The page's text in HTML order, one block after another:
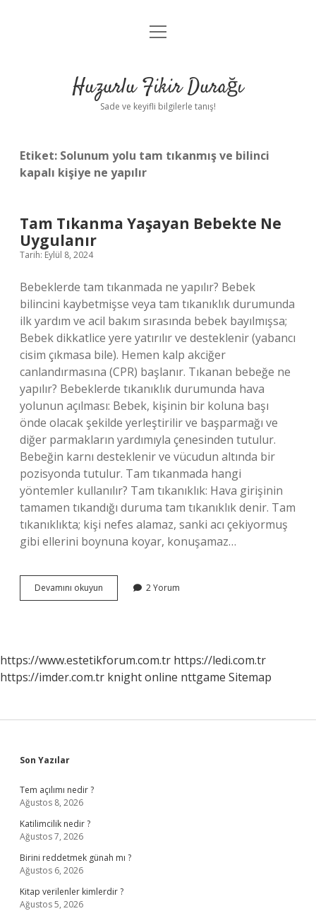
Anasayfa
Yasal Uyarı
menüyü
Huzurlu Fikir Durağı
Sade ve keyifli bilgilerle tanış!
Etiket: Solunum yolu tam tıkanmış ve bilinci
kapalı kişiye ne yapılır
Tam Tıkanma Yaşayan Bebekte Ne
Uygulanır
Tarih: Eylül 8, 2024
Bebeklerde tam tıkanmada ne yapılır? Bebek
bilincini kaybetmişse veya tam tıkanıklık durumunda
ilk yardım ve acil bakım sırasında bebek bayılmışsa;
Bebek dikkatlice yere yatırılır ve desteklenir (yabancı
cisim çıkmasa bile). Hemen kalp akciğer
canlandırmasına (CPR) başlanır. Tıkanan bebeğe ne
yapılır? Bebeklerde tıkanıklık durumunda hava
yolunun açılması: Bebek, kişinin bir koluna başı
önde olacak şekilde yerleştirilir ve başparmağı ve
diğer parmakların yardımıyla çenesinden tutulur.
Bebeğin karnı desteklenir ve vücudun altında bir
pozisyonda tutulur. Tam tıkanmada hangi
yöntemler kullanılır? Tam tıkanıklık: Hava girişinin
tamamen tıkandığı duruma tam tıkanıklık denir. Tam
tıkanıklıkta; kişi nefes alamaz, sanki acı çekiyormuş
gibi ellerini boynuna koyar, konuşamaz…
Devamını okuyun
Tıkanma
2 Yorum
https://www.estetikforum.com.tr https://ledi.com.tr
https://imder.com.tr knight online nttgame Sitemap
Sidebar
Son Yazılar
Tem açılımı nedir ?
Ağustos 8, 2026
Katilimcilik nedir ?
Ağustos 7, 2026
Birini reddetmek günah mı ?
Ağustos 6, 2026
Kitap verilenler kimlerdir ?
Ağustos 5, 2026